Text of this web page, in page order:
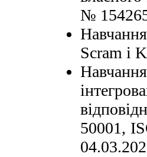
№
Scram і
50001,